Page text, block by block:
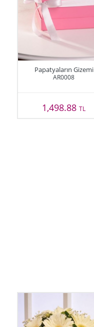
Papatyaların Gizemi
AR0008
1,498.88TL